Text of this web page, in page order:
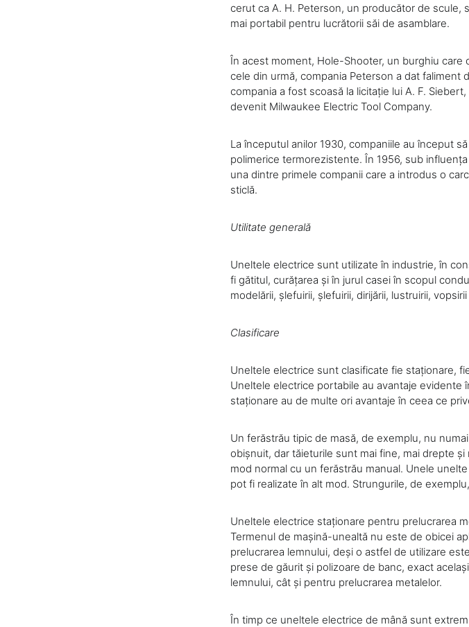
cerut ca A. H. Peterson, un producător de scule,
mai portabil pentru lucrătorii săi de asamblare.
În acest moment, Hole-Shooter, un burghiu care
cele din urmă, compania Peterson a dat
compania a fost scoasă la licitație lui A. F.
devenit Milwaukee Electric Tool Company.
La începutul anilor 1930, companiile au început
polimerice termorezistente. În 1956, sub
una dintre primele companii care a introdus o
sticlă.
Utilitate generală
Uneltele electrice sunt utilizate în industrie, în
fi gătitul, curățarea și în jurul casei în scopul
modelării, șlefuirii, șlefuirii, dirijării, lustruirii,
Clasificare
Uneltele electrice sunt clasificate fie staționare,
Uneltele electrice portabile au avantaje
staționare au de multe ori avantaje în ceea ce
Un ferăstrău tipic de masă, de exemplu, nu
obișnuit, dar tăieturile sunt mai fine, mai drepte
mod normal cu un ferăstrău manual. Unele
pot fi realizate în alt mod. Strungurile, de
Uneltele electrice staționare pentru prelucrarea
Termenul de mașină-unealtă nu este de obicei
prelucrarea lemnului, deși o astfel de utilizare
prese de găurit și polizoare de banc, exact
lemnului, cât și pentru prelucrarea metalelor.
În timp ce uneltele electrice de mână sunt